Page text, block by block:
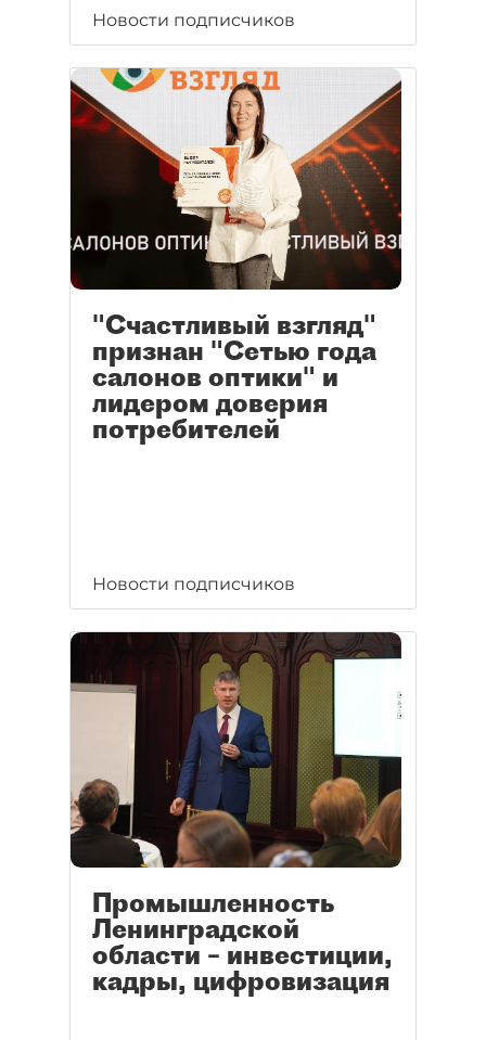
Новости подписчиков
"Счастливый взгляд"
признан "Сетью года
салонов оптики" и
лидером доверия
потребителей
Новости подписчиков
Промышленность
Ленинградской
области – инвестиции,
кадры, цифровизация